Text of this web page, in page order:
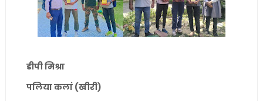
डीपी मिश्रा
पलिया कलां (खीरी)